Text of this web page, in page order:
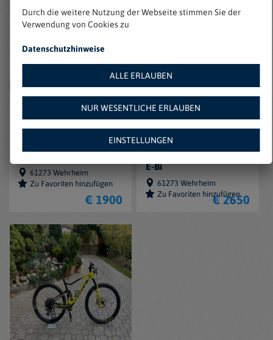
61273 Wehrheim
Zu Favoriten hinzufügen
€ 1900
Cannondale Moterra
E-Bi
61273 Wehrheim
Zu Favoriten hinzufügen
€ 2650
Durch die weitere Nutzung der Webseite stimmen Sie der
Verwendung von Cookies zu
Datenschutzhinweise
ALLE ERLAUBEN
NUR WESENTLICHE ERLAUBEN
EINSTELLUNGEN